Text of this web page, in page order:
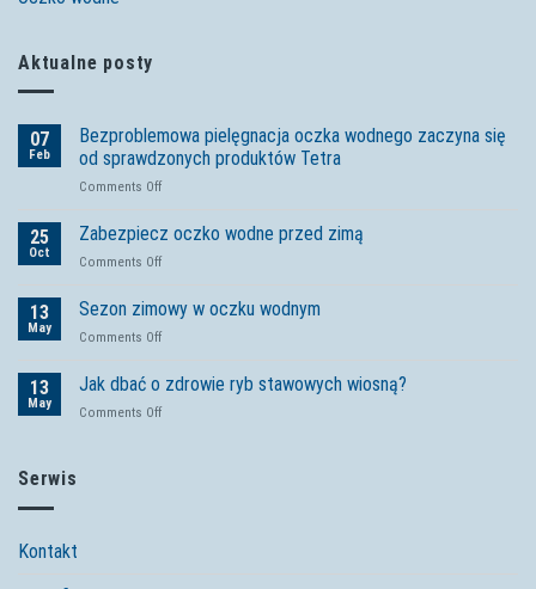
Aktualne posty
07
Feb
Bezproblemowa pielęgnacja oczka wodnego zaczyna się
od sprawdzonych produktów Tetra
Comments Offon
pielęgnacja
się
od
Tetra
25
Oct
Zabezpiecz oczko wodne przed zimą
Comments Offon
oczko
wodne
13
May
Sezon zimowy w oczku wodnym
Comments Offon
zimowy
13
May
Jak dbać o zdrowie ryb stawowych wiosną?
Comments Offon
Serwis
Kontakt